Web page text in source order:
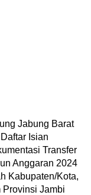
Jabung Barat
Isian
Transfer
Anggaran 2024
Kabupaten/Kota,
Provinsi Jambi